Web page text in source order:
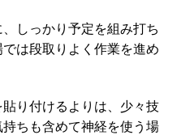
しっかり予定を組み打ち
は段取りよく作業を進め
り付けるよりは、少々技
ちも含めて神経を使う場